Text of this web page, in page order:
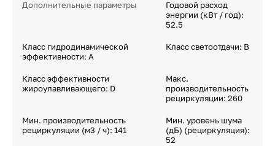
Дополнительные параметры
Годовой расход
энергии (кВт / год):
52.5
Класс гидродинамической
эффективности: A
Класс светоотдачи: B
Класс эффективности
жироулавливающего: D
Макс.
производительность
рециркуляции: 260
Мин. производительность
рециркуляции (м3 / ч): 141
Мин. уровень шума
(дБ) (рециркуляция):
52